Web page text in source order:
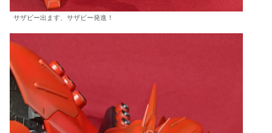
サザビー出ます、サザビー発進！